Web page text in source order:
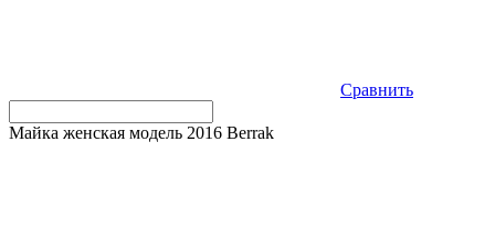
Сравнить
Майка женская модель 2016 Berrak